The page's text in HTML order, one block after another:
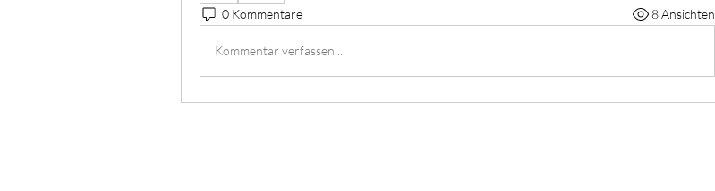
0 Kommentare 8 Ansichten
Kommentar verfassen...